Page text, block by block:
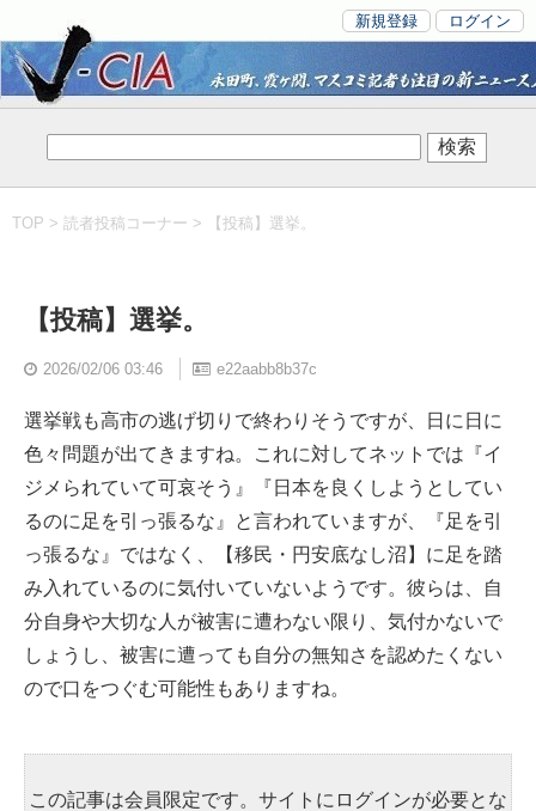
新規登録 ログイン
TOP > 読者投稿コーナー > 【投稿】選挙。
【投稿】選挙。
2026/02/06 03:46 e22aabb8b37c
選挙戦も高市の逃げ切りで終わりそうですが、日に日に
色々問題が出てきますね。これに対してネットでは『イ
ジメられていて可哀そう』『日本を良くしようとしてい
るのに足を引っ張るな』と言われていますが、『足を引
っ張るな』ではなく、【移民・円安底なし沼】に足を踏
み入れているのに気付いていないようです。彼らは、自
分自身や大切な人が被害に遭わない限り、気付かないで
しょうし、被害に遭っても自分の無知さを認めたくない
ので口をつぐむ可能性もありますね。
この記事は会員限定です。サイトにログインが必要とな